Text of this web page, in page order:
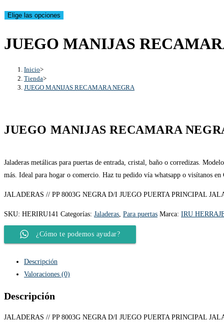
Elige las opciones
JUEGO MANIJAS
Inicio>
Tienda>
JUEGO MANIJAS RECAMARA NEGRA
JUEGO MANIJAS RECAMARA
Jaladeras metálicas para puertas de entrada, cristal, baño o corredizas.
más. Ideal para hogar o comercio. Haz tu pedido vía whatsapp o visítanos
JALADERAS // PP 8003G NEGRA D/I JUEGO PUERTA PRINCIPAL
SKU: HERIRU141 Categorías: Jaladeras Para puertas Marca: IRU
¿Cómo te podemos ayudar?
Descripción
Valoraciones (0)
Descripción
JALADERAS // PP 8003G NEGRA D/I JUEGO PUERTA PRINCIPAL